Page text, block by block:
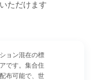
ただけます
ョン混在の標
です。集合住
布可能で、世